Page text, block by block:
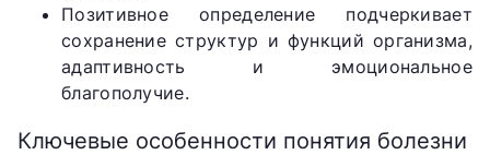
Позитивное определение подчеркивает
сохранение структур и функций организма,
адаптивность и эмоциональное
благополучие.
Ключевые особенности понятия болезни